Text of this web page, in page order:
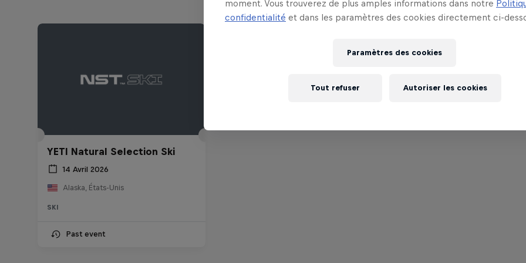
YETI Natural Selection Ski
14 Avril 2026
Alaska, États-Unis
SKI
Past event
moment. Vous trouverez de plus amples informations dans notre
confidentialité et dans les paramètres des cookies directement ci-
Paramètres des cookies
Tout refuser Autoriser les cookies